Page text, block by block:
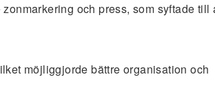
och press, som syftade till
möjliggjorde bättre organisation och